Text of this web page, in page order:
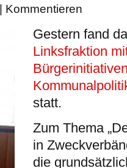
Kommentieren
Gestern fand
Linksfraktion
statt.
Zum Thema
in
die